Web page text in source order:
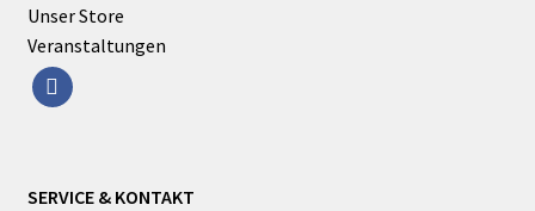
Unser Store
Veranstaltungen
facebook
SERVICE & KONTAKT